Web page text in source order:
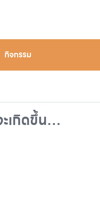
กิจกรรม
ะเกิดขึ้น…